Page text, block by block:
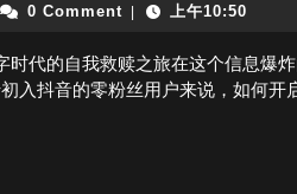
0 Comment 上午10:50
时代的自我救赎之旅在这个信息爆
入抖音的零粉丝用户来说，如何开